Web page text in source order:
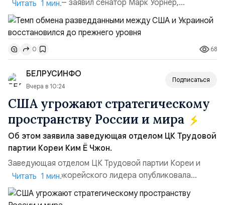
улучшилась», — заявил сенатор Марк Уорнер,
высокопоставленный член комитета по разведке,
добавив, что использование Украиной беспилотников и
ракет большой дальности позволило ей наносить
удары вглубь российской территории и укрепило её
позиции.Сотрудничество со стороны США стало
ключом к позитивному пов...
Читать 1 мин.
0 68
БЕЛРУСИНФО
Вчера в 10:24
Подписаться
США угрожают стратегическому
пространству России и мира
Об этом заявила заведующая отделом ЦК Трудовой
партии Кореи Ким Ё Чжон.
Заведующая отделом ЦК Трудовой партии Кореи и
сестра северокорейского лидера опубликовала
заявление для прессы в ответ на проведение Токио
совместных с флотом США запусков крылатых ракет
Читать 1 мин.